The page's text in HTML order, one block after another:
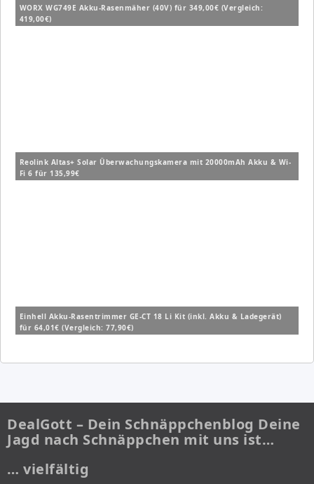
WORX WG749E Akku-Rasenmäher (40V) für 349,00€ (Vergleich:
419,00€)
Reolink Altas+ Solar Überwachungskamera mit 20000mAh Akku & Wi-
Fi 6 für 135,99€
Einhell Akku-Rasentrimmer GE-CT 18 Li Kit (inkl. Akku & Ladegerät)
für 64,01€ (Vergleich: 77,90€)
DealGott – Dein Schnäppchenblog Deine
Jagd nach Schnäppchen mit uns ist…
… vielfältig